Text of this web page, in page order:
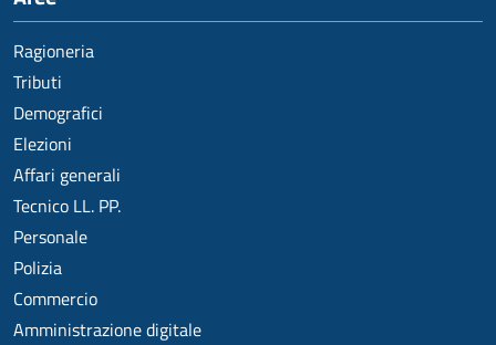
Ragioneria
Tributi
Demografici
Elezioni
Affari generali
Tecnico LL. PP.
Personale
Polizia
Commercio
Amministrazione digitale